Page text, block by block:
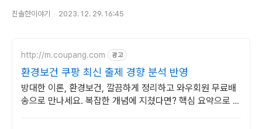
진솔한이야기 2023. 12. 29. 16:45
http://m.coupang.com 광고
환경보건 쿠팡 최신 출제 경향 분석 반영
방대한 이론, 환경보건, 깔끔하게 정리하고 와우회원 무료배
송으로 만나세요. 복잡한 개념에 지쳤다면? 핵심 요약으로 학